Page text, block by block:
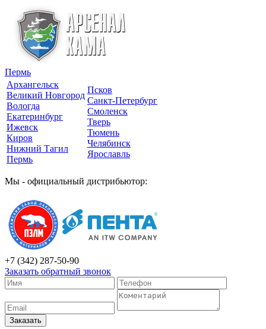
Пермь
Архангельск
Великий Новгород
Вологда
Екатеринбург
Ижевск
Киров
Нижний Тагил
Пермь
Псков
Санкт-Петербург
Смоленск
Тверь
Тюмень
Челябинск
Ярославль
Мы - официальный дистрибьютор:
+7 (342) 287-50-90
Заказать обратный звонок
Заказать